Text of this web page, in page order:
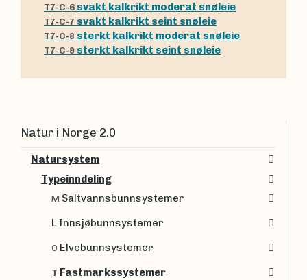
T7-C-6 svakt kalkrikt moderat snøleie
T7-C-7 svakt kalkrikt seint snøleie
T7-C-8 sterkt kalkrikt moderat snøleie
T7-C-9 sterkt kalkrikt seint snøleie
Natur i Norge 2.0
Natursystem
Typeinndeling
M Saltvannsbunnsystemer
L Innsjøbunnsystemer
O Elvebunnsystemer
T Fastmarkssystemer